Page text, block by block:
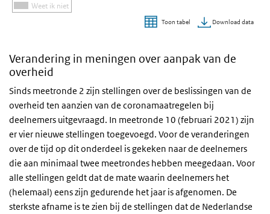
Weet ik niet
Toon tabel Download data
Verandering in meningen over aanpak van de
overheid
Sinds meetronde 2 zijn stellingen over de beslissingen van de
overheid ten aanzien van de coronamaatregelen bij
deelnemers uitgevraagd. In meetronde 10 (februari 2021) zijn
er vier nieuwe stellingen toegevoegd. Voor de veranderingen
over de tijd op dit onderdeel is gekeken naar de deelnemers
die aan minimaal twee meetrondes hebben meegedaan. Voor
alle stellingen geldt dat de mate waarin deelnemers het
(helemaal) eens zijn gedurende het jaar is afgenomen. De
sterkste afname is te zien bij de stellingen dat de Nederlandse